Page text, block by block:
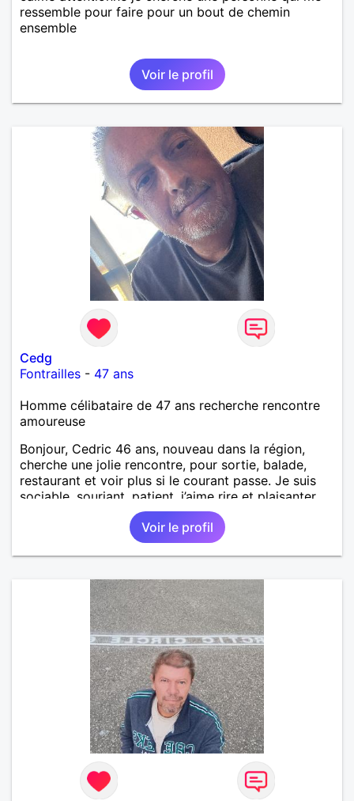
ressemble pour faire pour un bout de chemin
ensemble
Voir le profil
Cedg
Fontrailles - 47 ans
Homme célibataire de 47 ans recherche rencontre
amoureuse
Bonjour, Cedric 46 ans, nouveau dans la région,
cherche une jolie rencontre, pour sortie, balade,
restaurant et voir plus si le courant passe. Je suis
sociable, souriant, patient, j’aime rire et plaisanter..
Voir le profil